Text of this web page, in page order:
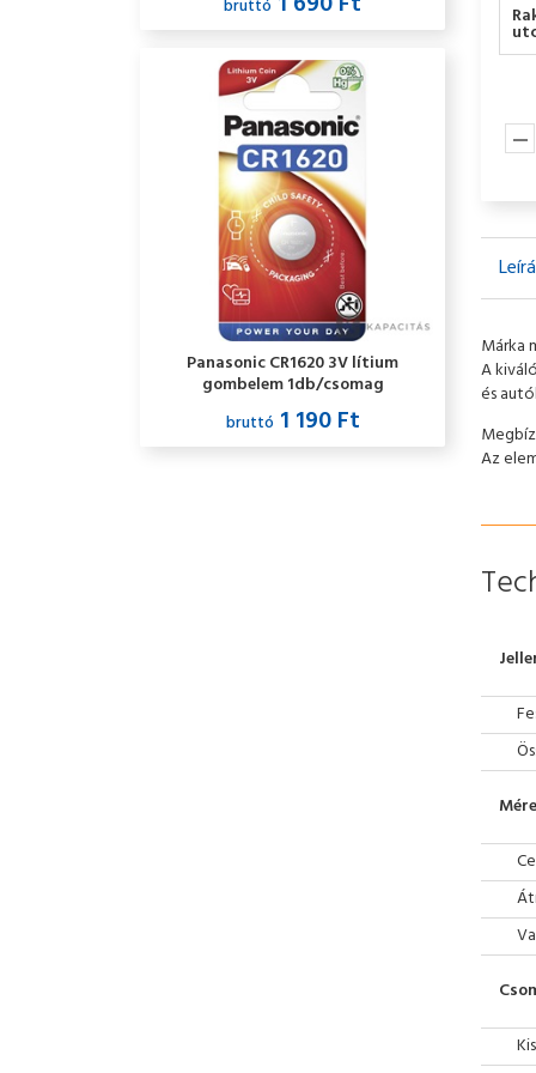
bruttó
Panasonic CR1620 3V lítium
gombelem 1db/csomag
bruttó 1 190 Ft
Márka
A
és
Az